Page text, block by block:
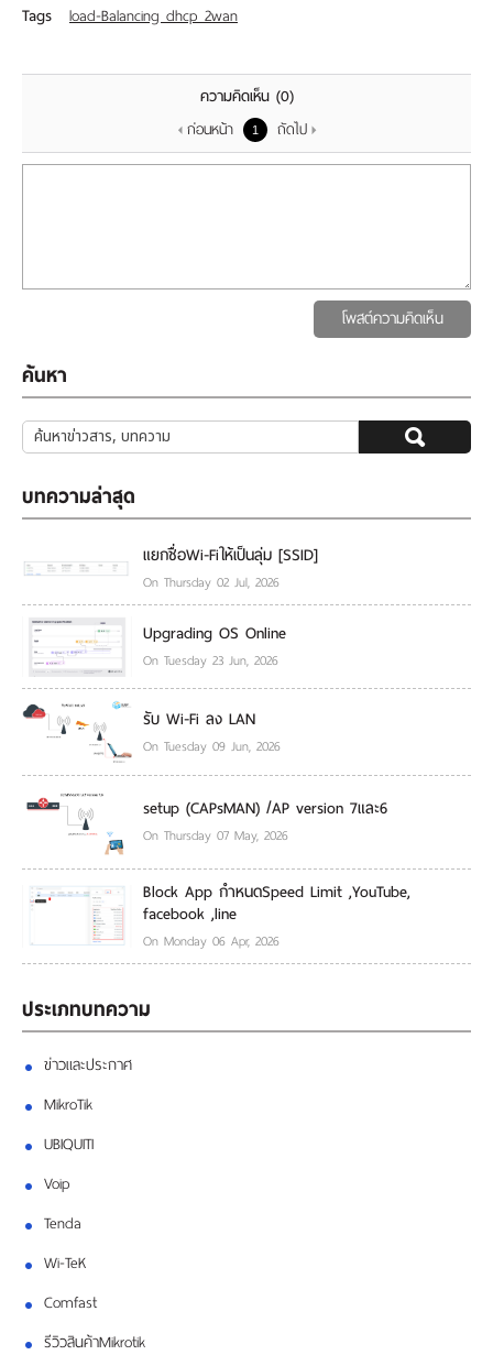
Tags load-Balancing dhcp 2wan
ความคิดเห็น (0)
ก่อนหน้า
1 ถัดไป
โพสต์ความคิดเห็น
ค้นหา
บทความล่าสุด
แยกชื่อWi-Fiให้เป็นลุ่ม [SSID]
On Thursday 02 Jul, 2026
Upgrading OS Online
On Tuesday 23 Jun, 2026
รับ Wi-Fi ลง LAN
On Tuesday 09 Jun, 2026
setup (CAPsMAN) /AP version 7และ6
On Thursday 07 May, 2026
Block App กำหนดSpeed Limit ,YouTube,
facebook ,line
On Monday 06 Apr, 2026
ประเภทบทความ
ข่าวและประกาศ
MikroTik
UBIQUITI
Voip
Tenda
Wi-TeK
Comfast
รีวิวสินค้าMikrotik